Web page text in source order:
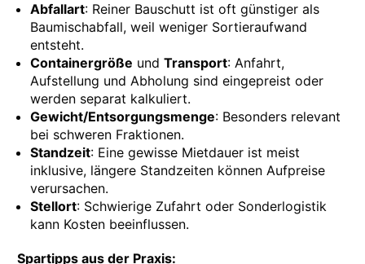
Abfallart: Reiner Bauschutt ist oft günstiger als
Baumischabfall, weil weniger Sortieraufwand
entsteht.
Containergröße undTransport: Anfahrt,
Aufstellung und Abholung sind eingepreist oder
werden separat kalkuliert.
Gewicht/Entsorgungsmenge: Besonders relevant
bei schweren Fraktionen.
Standzeit: Eine gewisse Mietdauer ist meist
inklusive, längere Standzeiten können Aufpreise
verursachen.
Stellort: Schwierige Zufahrt oder Sonderlogistik
kann Kosten beeinflussen.
Spartipps aus der Praxis: